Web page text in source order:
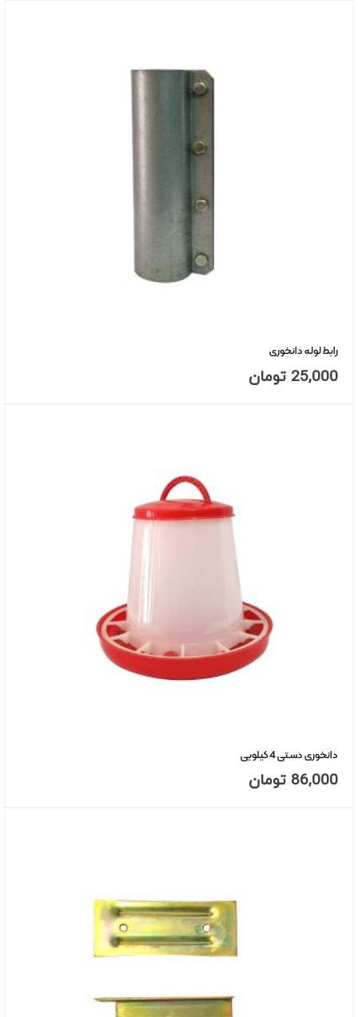
رابط لوله دانخوری
25,000 تومان
دانخوری دستی 4 کیلویی
86,000 تومان